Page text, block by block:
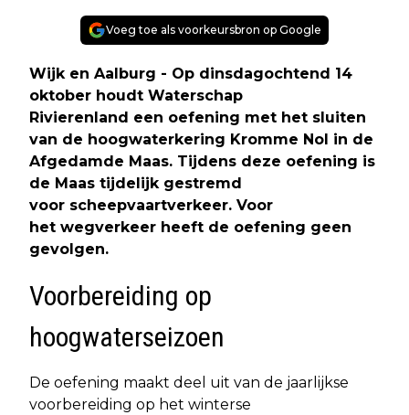
Voeg toe als voorkeursbron op Google
Wijk en Aalburg - Op dinsdagochtend 14
oktober houdt Waterschap
Rivierenland een oefening met het sluiten
van de hoogwaterkering Kromme Nol in de
Afgedamde Maas. Tijdens deze oefening is
de Maas tijdelijk gestremd
voor scheepvaartverkeer. Voor
het wegverkeer heeft de oefening geen
gevolgen.
Voorbereiding op
hoogwaterseizoen
De oefening maakt deel uit van de jaarlijkse
voorbereiding op het winterse